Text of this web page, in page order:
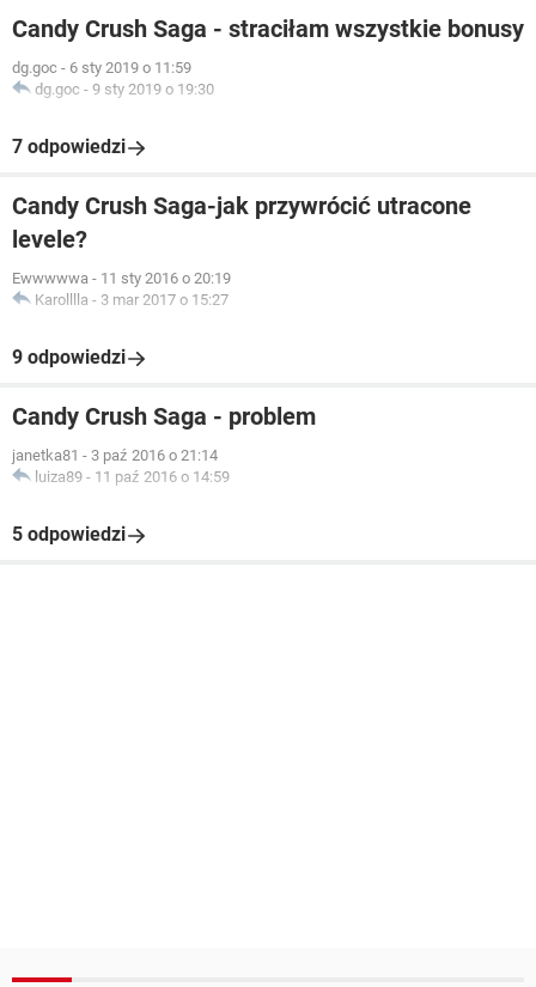
Candy Crush Saga - straciłam wszystkie bonusy
dg.goc - 6 sty 2019 o 11:59
dg.goc - 9 sty 2019 o 19:30
7 odpowiedzi
Candy Crush Saga-jak przywrócić utracone
levele?
Ewwwwwa - 11 sty 2016 o 20:19
Karolllla - 3 mar 2017 o 15:27
9 odpowiedzi
Candy Crush Saga - problem
janetka81 - 3 paź 2016 o 21:14
luiza89 - 11 paź 2016 o 14:59
5 odpowiedzi